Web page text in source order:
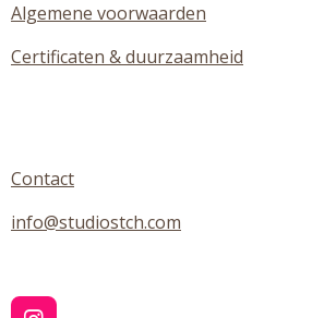
Algemene voorwaarden
Certificaten & duurzaamheid
Contact
info@studiostch.com